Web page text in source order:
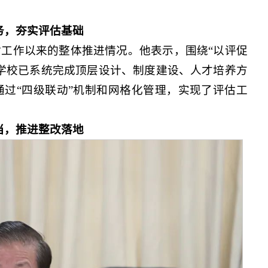
，夯实评估基础
作以来的整体推进情况。他表示，围绕“以评促
已系统完成顶层设计、制度建设、人才培养方
“四级联动”机制和网格化管理，实现了评估工
，推进整改落地